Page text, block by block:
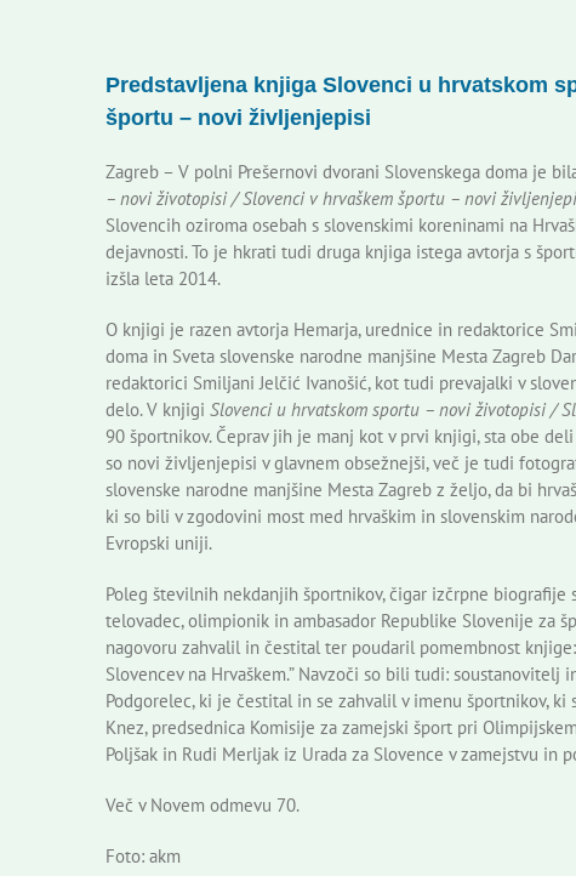
Predstavljena knjiga Slovenci u hrvatskom
športu – novi življenjepisi
Zagreb – V polni Prešernovi dvorani Slovenskega doma je
– novi životopisi / Slovenci v hrvaškem športu – novi
Slovencih oziroma osebah s slovenskimi koreninami na
dejavnosti. To je hkrati tudi druga knjiga istega avtorja s
izšla leta 2014.
O knjigi je razen avtorja Hemarja, urednice in redaktorice
doma in Sveta slovenske narodne manjšine Mesta Zagreb
redaktorici Smiljani Jelčić Ivanošić, kot tudi prevajalki v
delo. V knjigi Slovenci u hrvatskom sportu – novi životopisi /
90 športnikov. Čeprav jih je manj kot v prvi knjigi, sta obe
so novi življenjepisi v glavnem obsežnejši, več je tudi
slovenske narodne manjšine Mesta Zagreb z željo, da bi
ki so bili v zgodovini most med hrvaškim in slovenskim
Evropski uniji.
Poleg številnih nekdanjih športnikov, čigar izčrpne
telovadec, olimpionik in ambasador Republike Slovenije za
nagovoru zahvalil in čestital ter poudaril pomembnost
Slovencev na Hrvaškem.” Navzoči so bili tudi:
Podgorelec, ki je čestital in se zahvalil v imenu športnikov, ki
Knez, predsednica Komisije za zamejski šport pri
Poljšak in Rudi Merljak iz Urada za Slovence v zamejstvu in
Več v Novem odmevu 70.
Foto: akm